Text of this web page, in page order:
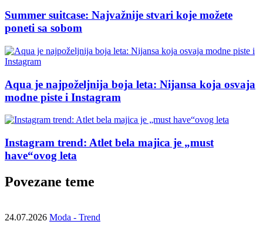
Summer suitcase: Najvažnije stvari koje možete
poneti sa sobom
Aqua je najpoželjnija boja leta: Nijansa koja osvaja
modne piste i Instagram
Instagram trend: Atlet bela majica je „must
have“ovog leta
Povezane teme
24.07.2026 Moda - Trend